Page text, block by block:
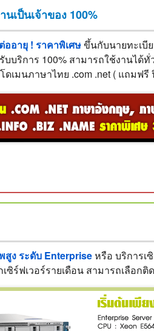
เป็นเจ้าของ 100%
ออายุ ! ราคาพิเศษขึ้นกับนายทะเบี
บริการ 100% สามารถใช้งานได้
ดเมนภาษาไทย .com .net ( แถมฟ
สูง ระดับ Enterpriseหรือ บริการเ
ร์ฟเวอร์รายเดือน สามารถเลือก